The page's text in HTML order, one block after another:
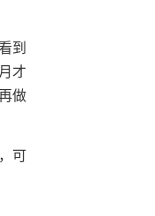
到
才
做
可